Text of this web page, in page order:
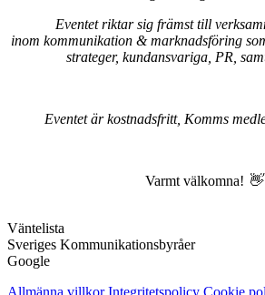
Eventet riktar sig främst till
inom kommunikation & marknadsföring
strateger, kundansvariga, PR,
Eventet är kostnadsfritt, Komms
Varmt välkomna! 👋
Väntelista
Sveriges Kommunikationsbyråer
Google
Allmänna villkor Integritetspolicy Cookie